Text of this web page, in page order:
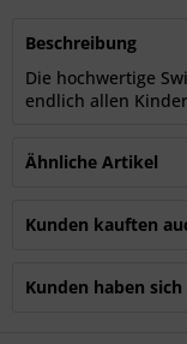
Beschreibung
Die hochwertige
endlich allen
Ähnliche Artikel
Kunden kauften
Kunden haben